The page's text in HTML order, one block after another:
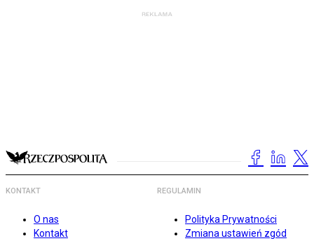
KONTAKT
O nas
Kontakt
REGULAMIN
Polityka Prywatności
Zmiana ustawień zgód